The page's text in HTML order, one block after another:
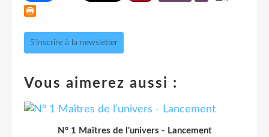
S'inscrire à la newsletter
Vous aimerez aussi :
N° 1 Maîtres de l'univers - Lancement